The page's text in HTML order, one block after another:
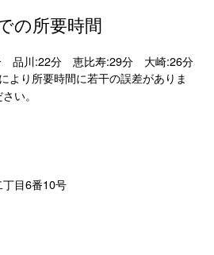
の所要時間
品川:22分 恵比寿:29分 大崎:26分
より所要時間に若干の誤差がありま
い。
丁目6番10号